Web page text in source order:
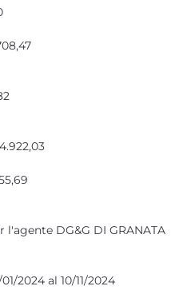
DG&G DI GRANATA
2024 al 10/11/2024